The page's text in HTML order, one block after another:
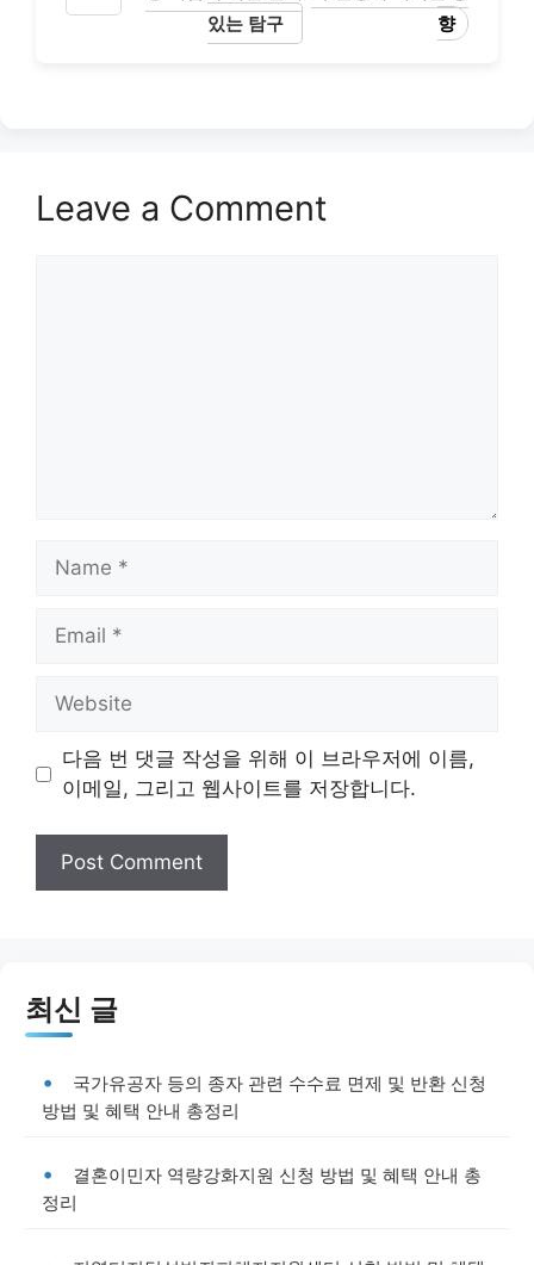
있는 탐구
향
Leave a Comment
Name
Email
Website
다음 번 댓글 작성을 위해 이 브라우저에 이름,
이메일, 그리고 웹사이트를 저장합니다.
최신 글
국가유공자 등의 종자 관련 수수료 면제 및 반환 신청
방법 및 혜택 안내 총정리
결혼이민자 역량강화지원 신청 방법 및 혜택 안내 총
정리